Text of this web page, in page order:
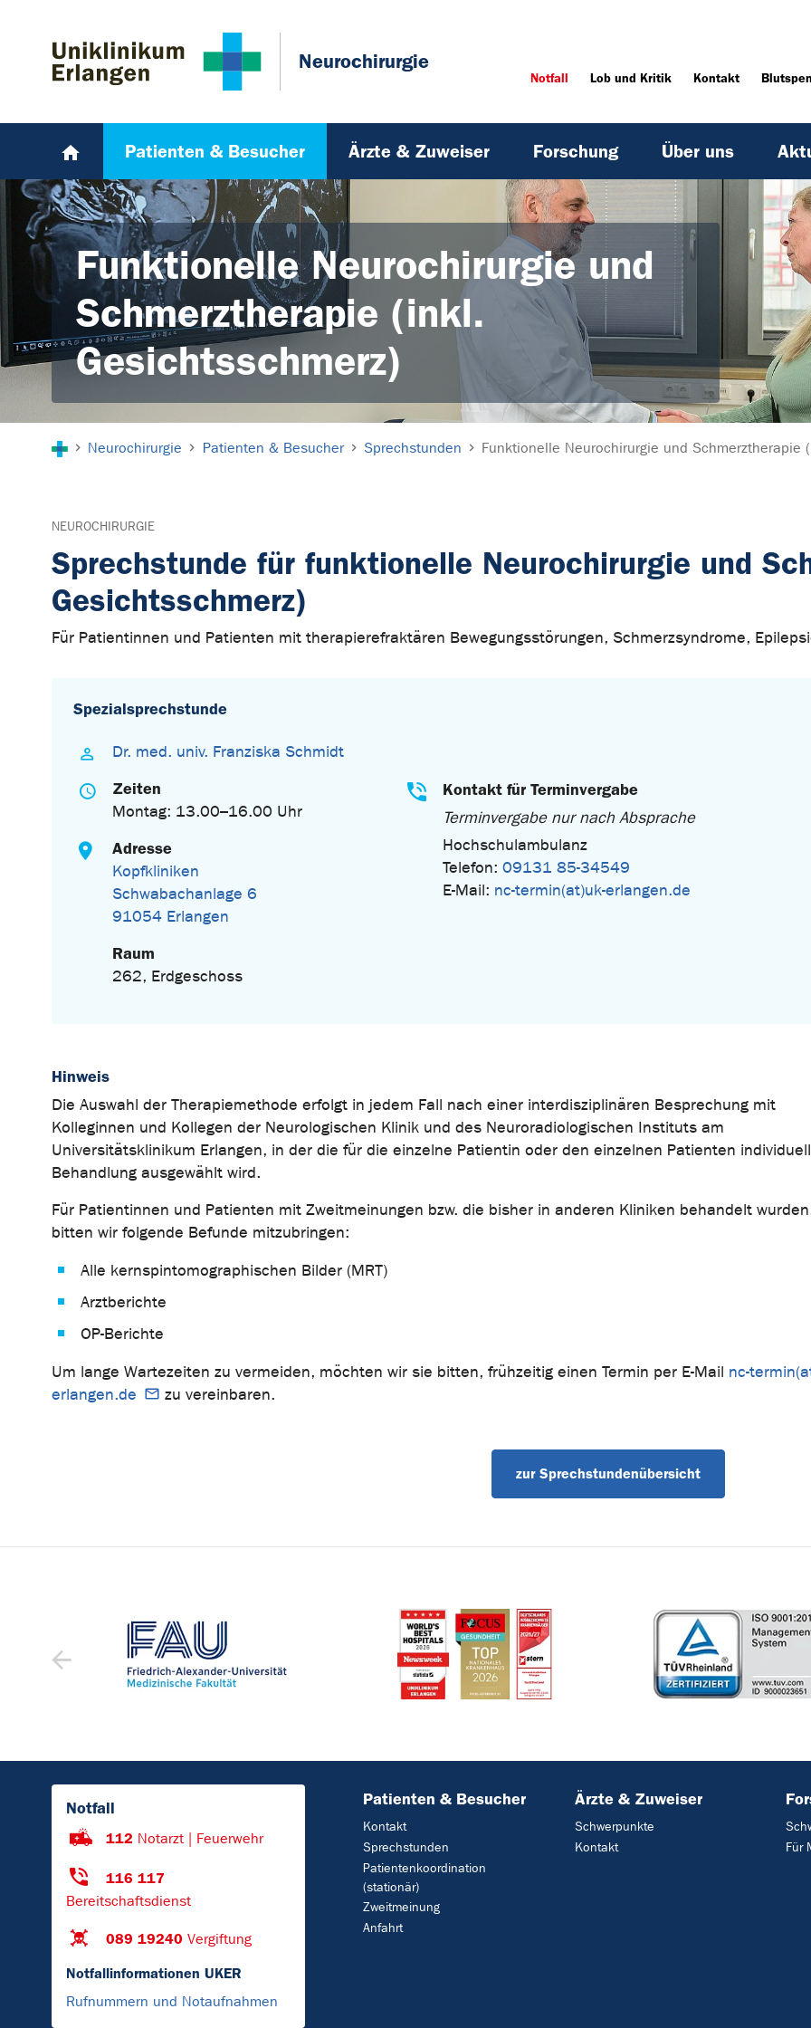
Neurochirurgie
Notfall Lob und Kritik Kontakt
Patienten & Besucher Ärzte & Zuweiser Forschung Über uns
Funktionelle Neurochirurgie und
Schmerztherapie (inkl.
Gesichtsschmerz)
Neurochirurgie Patienten & Besucher Sprechstunden Funktionelle Neurochirurgie und Schmerztherapie
NEUROCHIRURGIE
Sprechstunde für funktionelle Neurochirurgie und
Gesichtsschmerz)
Für Patientinnen und Patienten mit therapierefraktären Bewegungsstörungen, Schmerzsyndrome,
Spezialsprechstunde
Dr. med. univ. Franziska Schmidt
Zeiten
Montag: 13.00–16.00 Uhr
Adresse
Kopfkliniken
Schwabachanlage 6
91054 Erlangen
Raum
262, Erdgeschoss
Kontakt für Terminvergabe
Terminvergabe nur nach Absprache
Hochschulambulanz
Telefon: 09131 85-34549
E-Mail: nc-termin(at)uk-erlangen.de
Hinweis
Die Auswahl der Therapiemethode erfolgt in jedem Fall nach einer interdisziplinären Besprechung mit
Kolleginnen und Kollegen der Neurologischen Klinik und des Neuroradiologischen Instituts am
Universitätsklinikum Erlangen, in der die für die einzelne Patientin oder den einzelnen Patienten
Behandlung ausgewählt wird.
Für Patientinnen und Patienten mit Zweitmeinungen bzw. die bisher in anderen Kliniken behandelt
bitten wir folgende Befunde mitzubringen:
Alle kernspintomographischen Bilder (MRT)
Arztberichte
OP-Berichte
Um lange Wartezeiten zu vermeiden, möchten wir sie bitten, frühzeitig einen Termin per E-Mail nc-
erlangen.de
zu vereinbaren.
zur Sprechstundenübersicht
Notfall
112 Notarzt | Feuerwehr
116 117
Bereitschaftsdienst
089 19240 Vergiftung
Notfallinformationen UKER
Rufnummern und Notaufnahmen
Patienten & Besucher
Kontakt
Sprechstunden
Patientenkoordination
(stationär)
Zweitmeinung
Anfahrt
Ärzte & Zuweiser
Schwerpunkte
Kontakt
Für